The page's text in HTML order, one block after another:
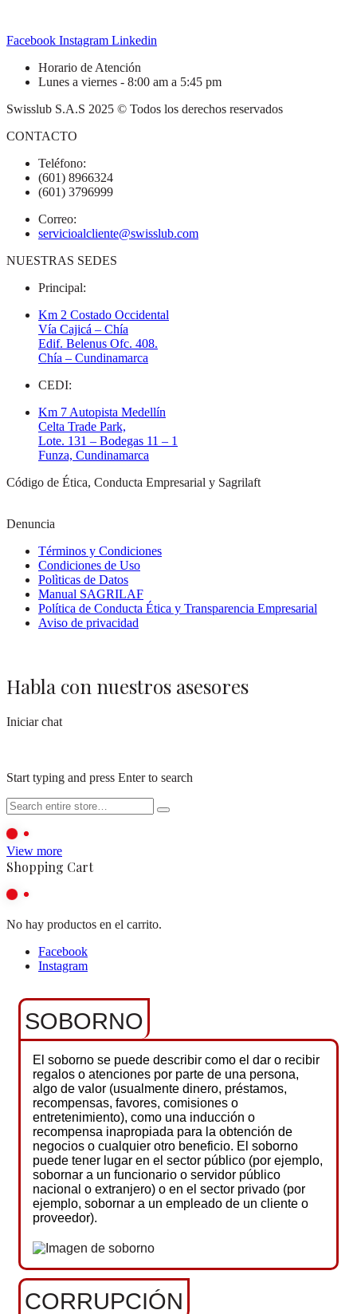
Facebook Instagram Linkedin
Horario de Atención
Lunes a viernes - 8:00 am a 5:45 pm
Swisslub S.A.S 2025 © Todos los derechos reservados
CONTACTO
Teléfono:
(601) 8966324
(601) 3796999
Correo:
servicioalcliente@swisslub.com
NUESTRAS SEDES
Principal:
Km 2 Costado Occidental
Vía Cajicá – Chía
Edif. Belenus Ofc. 408.
Chía – Cundinamarca
CEDI:
Km 7 Autopista Medellín
Celta Trade Park,
Lote. 131 – Bodegas 11 – 1
Funza, Cundinamarca
Código de Ética, Conducta Empresarial y Sagrilaft
Denuncia
Términos y Condiciones
Condiciones de Uso
Polìticas de Datos
Manual SAGRILAF
Política de Conducta Ética y Transparencia Empresarial
Aviso de privacidad
Habla con nuestros asesores
Iniciar chat
Start typing and press Enter to search
View more
Shopping Cart
No hay productos en el carrito.
Facebook
Instagram
SOBORNO
El soborno se puede describir como el dar o recibir
regalos o atenciones por parte de una persona,
algo de valor (usualmente dinero, préstamos,
recompensas, favores, comisiones o
entretenimiento), como una inducción o
recompensa inapropiada para la obtención de
negocios o cualquier otro beneficio. El soborno
puede tener lugar en el sector público (por ejemplo,
sobornar a un funcionario o servidor público
nacional o extranjero) o en el sector privado (por
ejemplo, sobornar a un empleado de un cliente o
proveedor).
CORRUPCIÓN